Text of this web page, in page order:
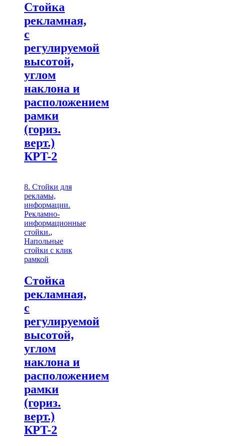
Стойка
рекламная,
с
регулируемой
высотой,
углом
наклона и
расположением
рамки
(гориз.
верт.)
КРT-2
8. Стойки для
рекламы,
информации.
Рекламно-
информационные
стойки.,
Напольные
стойки с клик
рамкой
Стойка
рекламная,
с
регулируемой
высотой,
углом
наклона и
расположением
рамки
(гориз.
верт.)
КРT-2